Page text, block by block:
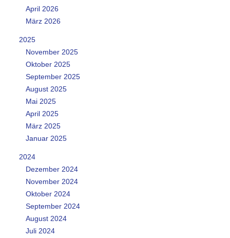
April 2026
März 2026
2025
November 2025
Oktober 2025
September 2025
August 2025
Mai 2025
April 2025
März 2025
Januar 2025
2024
Dezember 2024
November 2024
Oktober 2024
September 2024
August 2024
Juli 2024